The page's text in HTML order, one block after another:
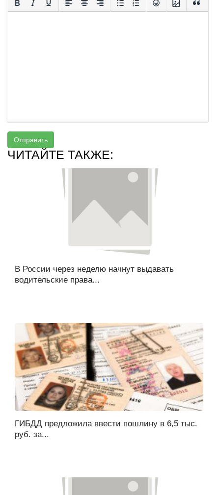
Отправить
ЧИТАЙТЕ ТАКЖЕ:
В России через неделю начнут выдавать
водительские права...
ГИБДД предложила ввести пошлину в 6,5 тыс.
руб. за...